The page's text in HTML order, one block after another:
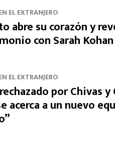
EL EXTRANJERO
abre su corazón y
con Sarah Kohan
EL EXTRANJERO
por Chivas y
acerca a un nuevo